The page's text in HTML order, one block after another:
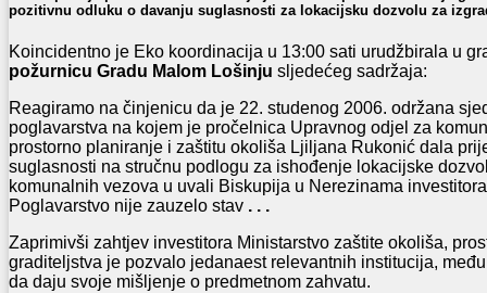
pozitivnu odluku o davanju suglasnosti za lokacijsku dozvolu za
Koincidentno je Eko koordinacija u 13:00 sati urudžbirala u
požurnicu Gradu Malom Lošinju sljedećeg sadržaja:
Reagiramo na činjenicu da je 22. studenog 2006. održana
poglavarstva na kojem je pročelnica Upravnog odjel za
prostorno planiranje i zaštitu okoliša Ljiljana Rukonić dala
suglasnosti na stručnu podlogu za ishođenje lokacijske
komunalnih vezova u uvali Biskupija u Nerezinama investitora
Poglavarstvo nije zauzelo stav . . .
Zaprimivši zahtjev investitora Ministarstvo zaštite okoliša,
graditeljstva je pozvalo jedanaest relevantnih institucija,
da daju svoje mišljenje o predmetnom zahvatu.